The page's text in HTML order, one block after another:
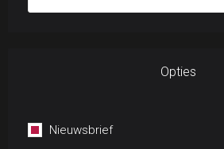
Opties
Nieuwsbrief